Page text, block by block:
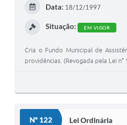
Data: 18/12/1997
Situação: EM VIGOR
Cria o Fundo Municipal de
providências. (Revogada pela Lei n°
Nº 122 Lei Ordinária